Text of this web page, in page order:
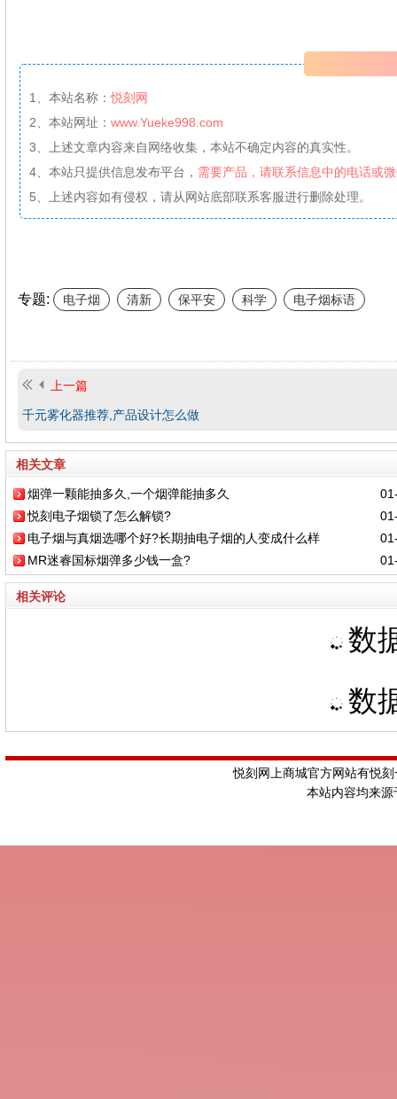
1、本站名称：悦刻网
2、本站网址： www.Yueke998.com
3、上述文章内容来自网络收集，本站不确定内容的真实性。
4、本站只提供信息发布平台， 需要产品，请联系信息中的电话或
5、上述内容如有侵权，请从网站底部联系客服进行删除处理。
专题: 电子烟 清新 保平安 科学 电子烟标语
上一篇
千元雾化器推荐,产品设计怎么做
相关文章
烟弹一颗能抽多久,一个烟弹能抽多久
悦刻电子烟锁了怎么解锁?
电子烟与真烟选哪个好?长期抽电子烟的人变成什么样
MR迷睿国标烟弹多少钱一盒?
相关评论
数
数
悦刻网上商城官方网站有悦
本站内容均来